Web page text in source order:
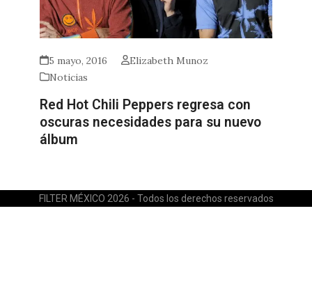
5 mayo, 2016
Elizabeth Munoz
Noticias
Red Hot Chili Peppers regresa con
oscuras necesidades para su nuevo
álbum
FILTER MÉXICO 2026 - Todos los derechos reservados